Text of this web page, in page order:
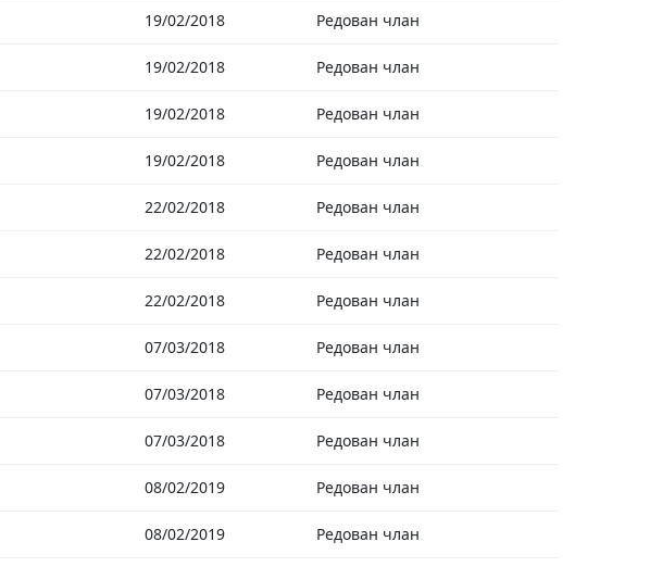
19/02/2018 Редован члан
19/02/2018 Редован члан
19/02/2018 Редован члан
19/02/2018 Редован члан
22/02/2018 Редован члан
22/02/2018 Редован члан
22/02/2018 Редован члан
07/03/2018 Редован члан
07/03/2018 Редован члан
07/03/2018 Редован члан
08/02/2019 Редован члан
08/02/2019 Редован члан